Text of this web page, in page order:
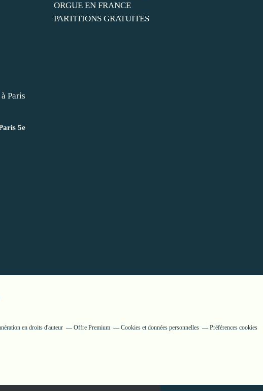
5e
ORGUE EN FRANCE
PARTITIONS GRATUITES
en droits d'auteur Offre Premium Cookies et données personnelles Préférences cookies